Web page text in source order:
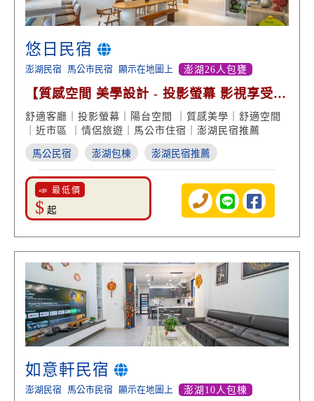
悠日民宿
澎湖民宿 馬公市民宿 顯示在地圖上 澎湖26人包甕
【質感空間 美學設計 - 投影螢幕 影視享受
高分好評】
舒適客廳｜投影螢幕｜陽台空間 ｜質感美學｜舒適空間
｜近市區 ｜情侶旅遊｜馬公市住宿｜澎湖民宿推薦
馬公民宿 澎湖包棟 澎湖民宿推薦
📣 最低價
$ 起
如意軒民宿
澎湖民宿 馬公市民宿 顯示在地圖上 澎湖10人包棟